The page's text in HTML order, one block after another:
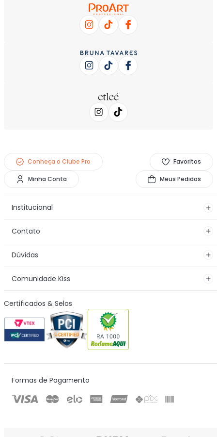
Conheça o Clube Pro Favoritos
Minha Conta Meus Pedidos
Institucional
Contato
Dúvidas
Comunidade Kiss
Certificados & Selos
Formas de Pagamento